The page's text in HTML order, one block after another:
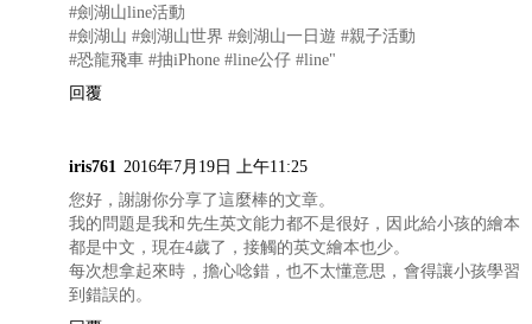
#劍湖山line活動
#劍湖山 #劍湖山世界 #劍湖山一日遊 #親子活動
#恐龍飛車 #抽iPhone #line公仔 #line"
回覆
iris761 2016年7月19日 上午11:25
您好，謝謝你分享了這麼棒的文章。
我的問題是我和先生英文能力都不是很好，因此給小孩的繪本
都是中文，現在4歲了，接觸的英文繪本也少。
每次想拿起來時，擔心唸錯，也不太懂意思，會得讓小孩學習
到錯誤的。